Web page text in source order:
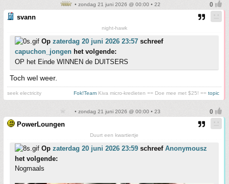
• zondag 21 juni 2026 @ 00:00 • 22
svann
night-hawk
Op zaterdag 20 juni 2026 23:57 schreef
capuchon_jongen het volgende:
OP het Einde WINNEN de DUITSERS
Toch wel weer.
seek electricity Fok!Team Kiva micro-kredieten == Doe mee met $25! == topic
• zondag 21 juni 2026 @ 00:00 • 23
PowerLoungen
Duurt een kwartiertje
Op zaterdag 20 juni 2026 23:59 schreef Anonymousz
het volgende:
Nogmaals